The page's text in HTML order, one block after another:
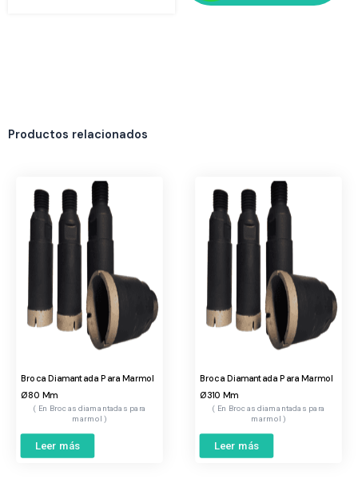
Productos relacionados
Broca Diamantada Para Marmol
Ø80 Mm
Brocas diamantadas para
marmol
Leer más
Broca Diamantada Para Marmol
Ø310 Mm
Brocas diamantadas para
marmol
Leer más